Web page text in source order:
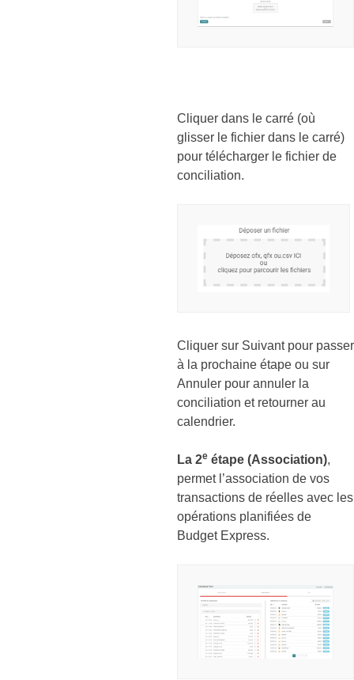
Cliquer dans le carré (où
glisser le fichier dans le carré)
pour télécharger le fichier de
conciliation.
Cliquer sur Suivant pour passer
à la prochaine étape ou sur
Annuler pour annuler la
conciliation et retourner au
calendrier.
La 2e étape (Association),
permet l’association de vos
transactions de réelles avec les
opérations planifiées de
Budget Express.